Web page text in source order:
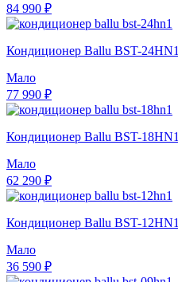
84 990 ₽
Кондиционер Ballu BST-24HN1
Мало
77 990 ₽
Кондиционер Ballu BST-18HN1
Мало
62 290 ₽
Кондиционер Ballu BST-12HN1
Мало
36 590 ₽